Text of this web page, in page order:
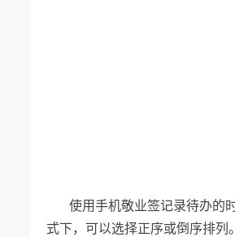
使用手机敬业签记录待办的
式下，可以选择正序或倒序排列